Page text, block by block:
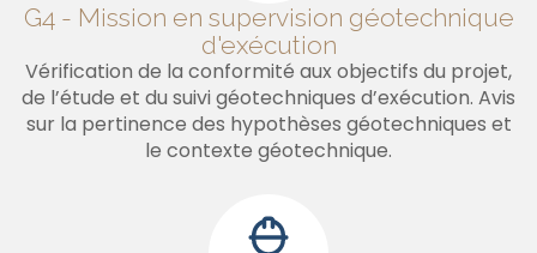
G4 - Mission en supervision géotechnique
d'exécution
Vérification de la conformité aux objectifs du projet,
de l’étude et du suivi géotechniques d’exécution. Avis
sur la pertinence des hypothèses géotechniques et
le contexte géotechnique.